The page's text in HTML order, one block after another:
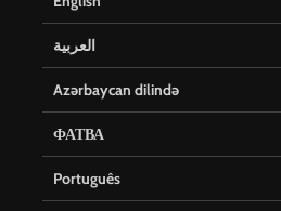
العربية
Azərbaycan dilində
ФАТВА
Português